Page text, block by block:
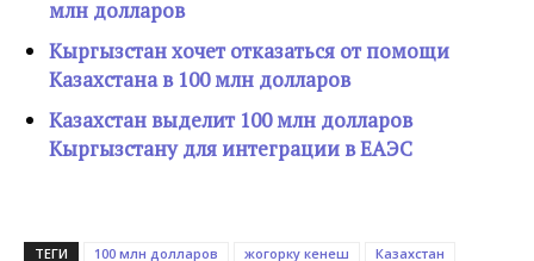
млн долларов
Кыргызстан хочет отказаться от помощи
Казахстана в 100 млн долларов
Казахстан выделит 100 млн долларов
Кыргызстану для интеграции в ЕАЭС
ТЕГИ 100 млн долларов жогорку кенеш
Казахстан